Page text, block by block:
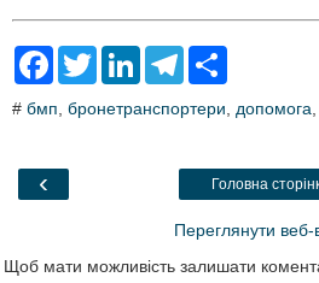
F
e
o
T
t
L
k
T
e
a
r
# бмп бронетранспортери допомога
‹ Головна
Переглянути веб-
Щоб мати можливість залишати